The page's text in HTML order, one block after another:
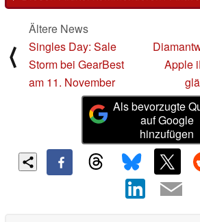
⟨
Ältere News
Singles Day: Sale
Storm bei GearBest
am 11. November
Apple
Als bevorzugte
auf Google
hinzufügen